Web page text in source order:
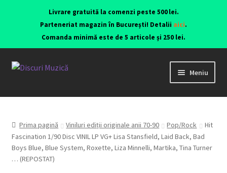
Livrare gratuită la comenzi peste 500 lei.
Parteneriat magazin în București! Detalii aici.
Comanda minimă este de 5 articole și 250 lei.
Meniu
Viniluri ediții originale anii 70-90
CD-uri originale
Contact
Prima pagină Viniluri ediții originale anii 70-90 Pop/Rock
Hit
Fascination 1/90 Disc VINIL LP VG+ Lisa Stansfield, Laid Back, Bad
Boys Blue, Blue System, Roxette, Liza Minnelli, Martika, Tina Turner
… (REPOSTAT)